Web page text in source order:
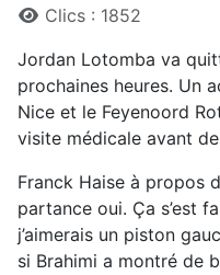
Clics : 1852
Jordan Lotomba va
prochaines heures. Un
Nice et le Feyenoord
visite médicale avant
Franck Haise à propos
partance oui. Ça s’est
j’aimerais un piston
si Brahimi a montré de